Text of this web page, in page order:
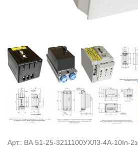
Арт.: ВА 51-25-3211100УХЛ3-4А-10In-2з